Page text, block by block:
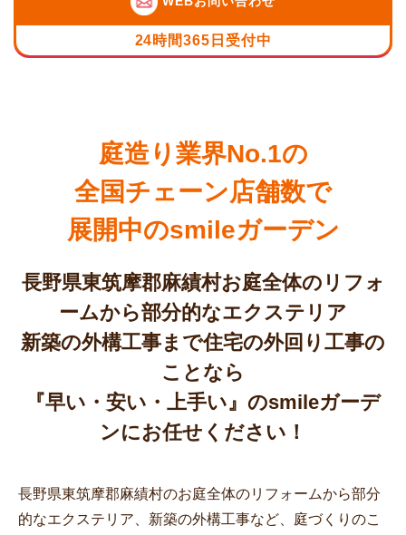
24時間365日受付中
庭造り業界No.1の
全国チェーン店舗数で
展開中のsmileガーデン
長野県東筑摩郡麻績村お庭全体のリフォ
ームから部分的なエクステリア
新築の外構工事まで住宅の外回り工事の
ことなら
『早い・安い・上手い』のsmileガーデ
ンにお任せください！
長野県東筑摩郡麻績村のお庭全体のリフォームから部分
的なエクステリア、新築の外構工事など、庭づくりのこ